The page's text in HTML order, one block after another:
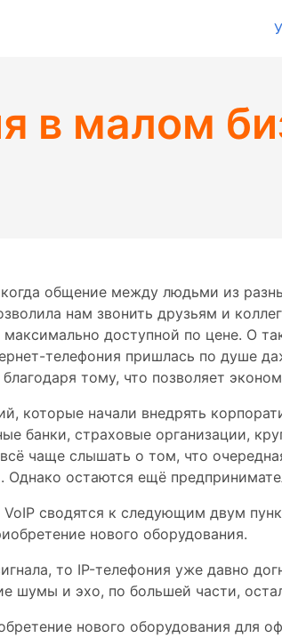
в малом
общение между людьми из
нам звонить друзьям и
доступной по цене. О
телефония пришлась по душе
тому, что позволяет
которые начали внедрять
банки, страховые организации,
чаще слышать о том, что
Однако остаются ещё
сводятся к следующим двум
нового оборудования.
то IP-телефония уже давно
шумы и эхо, по большей части,
нового оборудования для